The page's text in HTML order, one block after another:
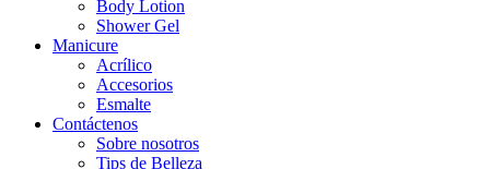
Body Lotion
Shower Gel
Manicure
Acrílico
Accesorios
Esmalte
Contáctenos
Sobre nosotros
Tips de Belleza